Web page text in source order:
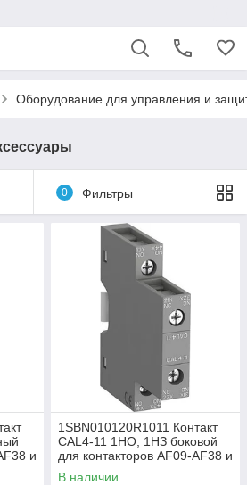
Оборудование для управления и
0 Фильтры
и
1SBN010120R1011 Контакт
CAL4-11 1НО, 1НЗ боковой
для контакторов AF09-AF38 и
NF
В наличии